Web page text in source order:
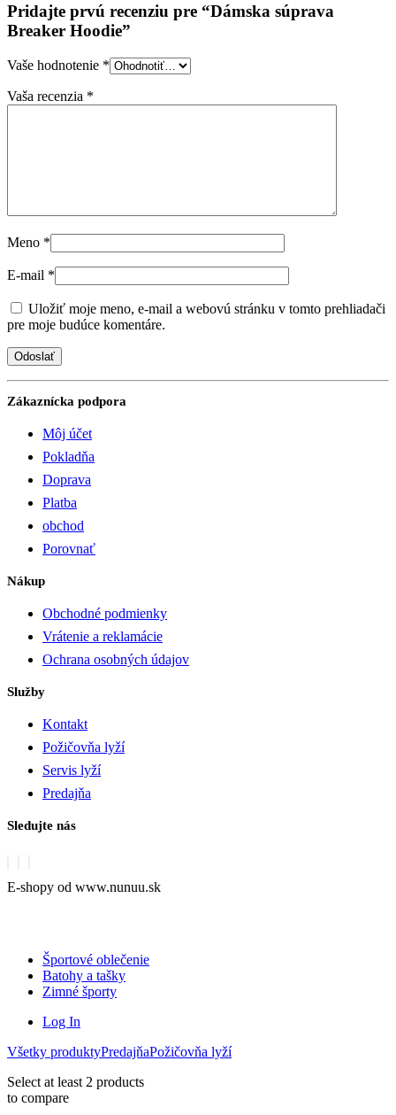
Pridajte prvú recenziu pre “Dámska súprava
Breaker Hoodie”
Vaše hodnotenie *
Vaša recenzia *
Meno *
E-mail *
Uložiť moje meno, e-mail a webovú stránku v tomto prehliadači
pre moje budúce komentáre.
Zákaznícka podpora
Môj účet
Pokladňa
Doprava
Platba
obchod
Porovnať
Nákup
Obchodné podmienky
Vrátenie a reklamácie
Ochrana osobných údajov
Služby
Kontakt
Požičovňa lyží
Servis lyží
Predajňa
Sledujte nás
E-shopy od www.nunuu.sk
Športové oblečenie
Batohy a tašky
Zimné športy
Log In
Všetky produktyPredajňaPožičovňa lyží
Select at least 2 products
to compare